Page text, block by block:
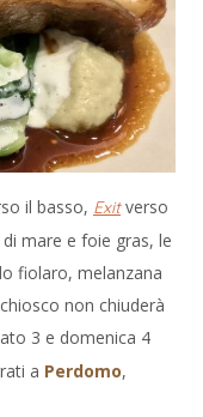
il basso, Exitverso
mare e foie gras, le
fiolaro, melanzana
non chiuderà
3 e domenica 4
a Perdomo,